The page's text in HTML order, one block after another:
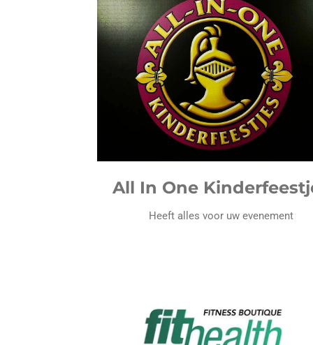
All In One
Heeft alles voor uw evenement